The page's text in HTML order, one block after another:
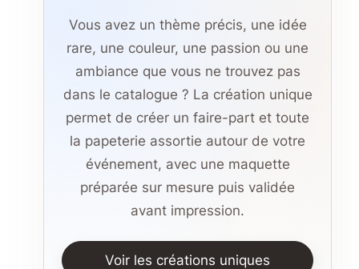
Vous avez un thème précis, une idée
rare, une couleur, une passion ou une
ambiance que vous ne trouvez pas
dans le catalogue ? La création unique
permet de créer un faire-part et toute
la papeterie assortie autour de votre
événement, avec une maquette
préparée sur mesure puis validée
avant impression.
Voir les créations uniques